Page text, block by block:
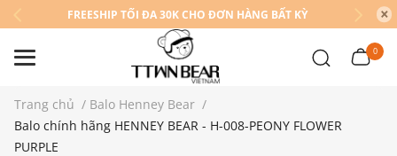
FREESHIP TỐI ĐA 30K CHO ĐƠN HÀNG BẤT KỲ
0
Trang chủ / Balo Henney Bear /
Balo chính hãng HENNEY BEAR - H-008-PEONY FLOWER
PURPLE